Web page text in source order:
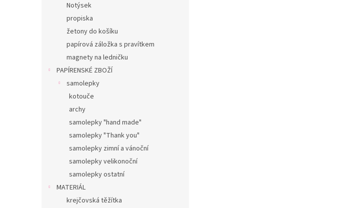
Notýsek
propiska
žetony do košíku
papírová záložka s pravítkem
magnety na ledničku
PAPÍRENSKÉ ZBOŽÍ
samolepky
kotouče
archy
samolepky "hand made"
samolepky "Thank you"
samolepky zimní a vánoční
samolepky velikonoční
samolepky ostatní
MATERIÁL
krejčovská těžítka